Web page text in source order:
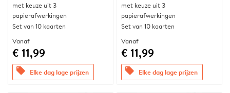
met keuze uit 3
papierafwerkingen
Set van 10 kaarten
Vanaf
€ 11,99
offers Elke dag lage prijzen
met keuze uit 3
papierafwerkingen
Set van 10 kaarten
Vanaf
€ 11,99
offers Elke dag lage prijzen